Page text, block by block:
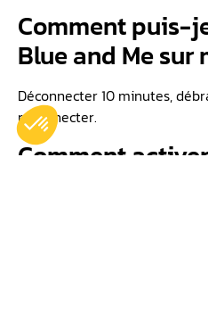
Comment puis-
Blue and Me sur
Déconnecter 10 minutes,
reconnecter.
Comment